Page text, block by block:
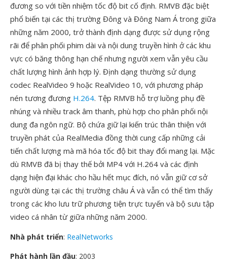
đương so với tiền nhiệm tốc độ bit cố định. RMVB đặc biệt
phổ biến tại các thị trường Đông và Đông Nam Á trong giữa
những năm 2000, trở thành định dạng được sử dụng rộng
rãi để phân phối phim dài và nội dung truyền hình ở các khu
vực có băng thông hạn chế nhưng người xem vẫn yêu cầu
chất lượng hình ảnh hợp lý. Định dạng thường sử dụng
codec RealVideo 9 hoặc RealVideo 10, với phương pháp
nén tương đương H.264. Tệp RMVB hỗ trợ luồng phụ đề
nhúng và nhiều track âm thanh, phù hợp cho phân phối nội
dung đa ngôn ngữ. Bộ chứa giữ lại kiến trúc thân thiện với
truyền phát của RealMedia đồng thời cung cấp những cải
tiến chất lượng mà mã hóa tốc độ bit thay đổi mang lại. Mặc
dù RMVB đã bị thay thế bởi MP4 với H.264 và các định
dạng hiện đại khác cho hầu hết mục đích, nó vẫn giữ cơ sở
người dùng tại các thị trường châu Á và vẫn có thể tìm thấy
trong các kho lưu trữ phương tiện trực tuyến và bộ sưu tập
video cá nhân từ giữa những năm 2000.
Nhà phát triển: RealNetworks
Phát hành lần đầu: 2003